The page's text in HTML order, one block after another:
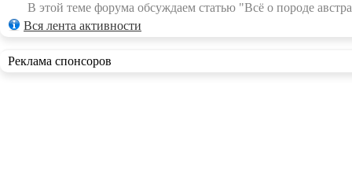
В этой теме форума обсуждаем статью "Всё о породе
Вся лента активности
Реклама спонсоров